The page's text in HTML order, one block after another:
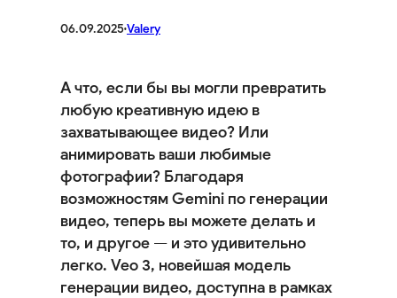
06.09.2025·Valery
А что, если бы вы могли превратить
любую креативную идею в
захватывающее видео? Или
анимировать ваши любимые
фотографии? Благодаря
возможностям Gemini по генерации
видео, теперь вы можете делать и
то, и другое — и это удивительно
легко. Veo 3, новейшая модель
генерации видео, доступна в рамках